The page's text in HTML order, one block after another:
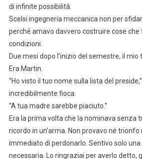
di infinite possibilità.
Scelsi ingegneria meccanica non per
perché amavo davvero costruire cose
condizioni.
Due mesi dopo l’inizio del semestre, il mio
Era Martin.
“Ho visto il tuo nome sulla lista del
incredibilmente fioca.
“A tua madre sarebbe piaciuto.”
Era la prima volta che la nominava senza
ricordo in un’arma. Non provavo né trionfo
immediato di perdonarlo. Sentivo solo
necessaria. Lo ringraziai per averlo detto,